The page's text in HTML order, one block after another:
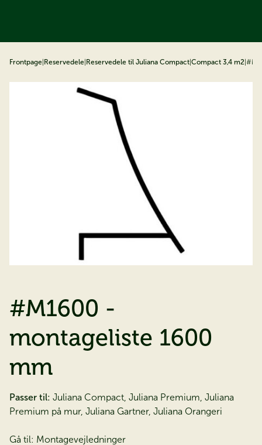
Frontpage Reservedele Reservedele til Juliana Compact Compact 3,4 m2
#M1600 -
montageliste 1600
mm
Passer til: Juliana Compact, Juliana Premium, Juliana
Premium på mur, Juliana Gartner, Juliana Orangeri
Gå til: Montagevejledninger